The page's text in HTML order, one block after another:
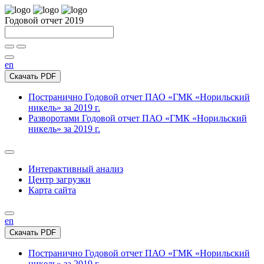
Годовой отчет 2019
en
Скачать PDF
Постранично Годовой отчет ПАО «ГМК «Норильский
никель» за 2019 г.
Разворотами Годовой отчет ПАО «ГМК «Норильский
никель» за 2019 г.
Интерактивный анализ
Центр загрузки
Карта сайта
en
Скачать PDF
Постранично Годовой отчет ПАО «ГМК «Норильский